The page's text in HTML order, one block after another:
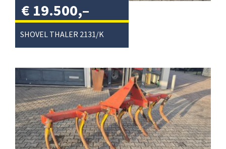
SHOVEL THALER 2131/K
€ 19.500,–
excl. btw/